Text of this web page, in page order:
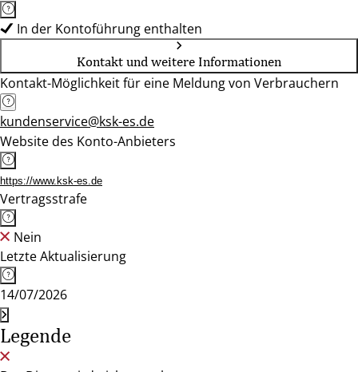
In der Kontoführung enthalten
Kontakt und weitere Informationen
Kontakt-Möglichkeit für eine Meldung von Verbrauchern
kundenservice@ksk-es.de
Website des Konto-Anbieters
https://www.ksk-es.de
Vertragsstrafe
Nein
Letzte Aktualisierung
14/07/2026
Legende